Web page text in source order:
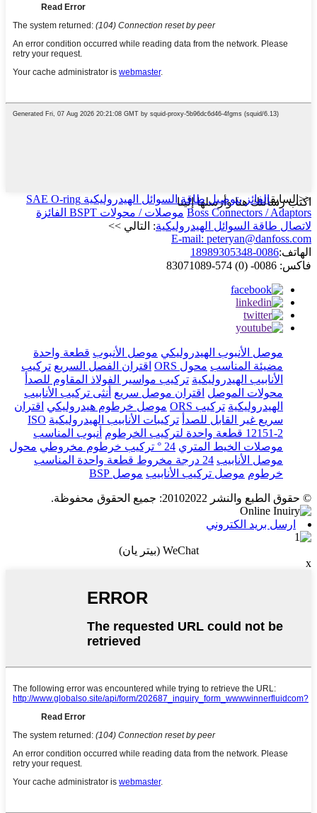
اكتب رسالتك هنا وأرسلها إلينا
<<السابق
الفائز بتوصيل طاقة السوائل الهيدروليكية SAE O-ring
Boss Connectors / Adaptors
موصلات / محولات BSPT الفائزة
لاتصال طاقة السوائل الهيدروليكية: التالي >>
E-mail: peteryan@danfoss.com
الهاتف:0086-18989305348
فاكس: 0086- (0) 574-83071089
موصل الأنبوب الهيدروليكي موصل الأنبوب قطعة واحدة
مضيئة المناسب محول ORS اقتران الفصل السريع تركيب
الأنابيب الهيدروليكية تركيب مواسير الفولاذ المقاوم للصدأ
محولات الموصل اقتران موصل سريع أنثى تركيب الأنابيب
الهيدروليكية تركيب ORS موصل خرطوم هيدروليكي اقتران
سريع غير القابل للصدأ تركيبات الأنابيب الهيدروليكية ISO
12151-2 قطعة واحدة لتركيب الخرطوم
أنبوب المناسب
موصلات الخيط المتري 24 ° تركيب خرطوم مخروطي
محول
موصل الأنابيب
24 درجة مخروط قطعة واحدة المناسب
خرطوم موصل تركيب الأنابيب موصل BSP
© حقوق الطبع والنشر 20102022: جميع الحقوق محفوظة.
ارسل بريد الكتروني
WeChat (بيتر يان)
x